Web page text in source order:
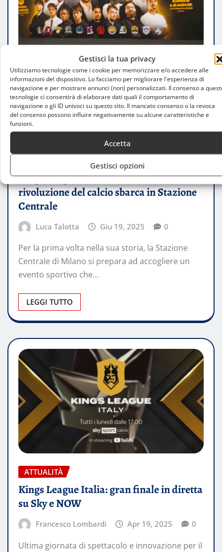
Gestisci la tua privacy
Utilizziamo tecnologie come i cookie per memorizzare e/o accedere alle
informazioni del dispositivo. Lo facciamo per migliorare l'esperienza di
navigazione e per mostrare annunci (non) personalizzati. Il consenso a
tecnologie ci consentirà di elaborare dati quali il comportamento di
navigazione o gli ID univoci su questo sito. Il mancato consenso o la revoca
del consenso possono influire negativamente su alcune caratteristiche e
funzioni.
Accetta
Gestisci opzioni
Kings League arriva a Milano: la
rivoluzione del calcio sbarca in Stazione
Centrale
Luca Talotta Giu 19, 2025 0
Per la prima volta nella sua storia, la Stazione
Centrale di Milano si prepara ad accogliere un
evento sportivo che…
LEGGI TUTTO
ATTUALITÀ
Kings League Italia: gran finale in diretta
su Sky e NOW
Francesco Lombardi Apr 19, 2025 0
Ultima giornata di spettacolo e innovazione per il